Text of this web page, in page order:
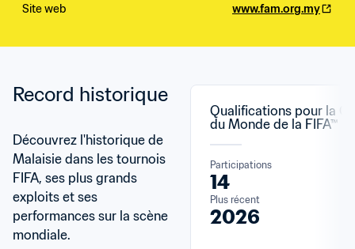
Site web
www.fam.org.my
Record historique
Découvrez l'historique de
Malaisie dans les tournois
FIFA, ses plus grands
exploits et ses
performances sur la scène
mondiale.
Qualifications pour la
du Monde de la FIFA™
Participations
14
Plus récent
2026